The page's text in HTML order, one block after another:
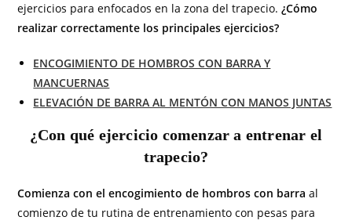
ejercicios para enfocados en la zona del trapecio.¿Cómo
realizar correctamente los principales ejercicios?
ENCOGIMIENTO DE HOMBROS CON BARRA Y
MANCUERNAS
ELEVACIÓN DE BARRA AL MENTÓN CON MANOS JUNTAS
¿Con qué ejercicio comenzar a entrenar el
trapecio?
Comienza con el encogimiento de hombros con barra al
comienzo de tu rutina de entrenamiento con pesas para